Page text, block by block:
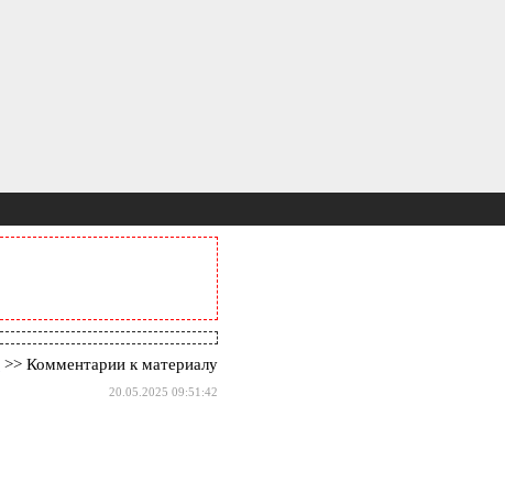
>> Комментарии к материалу
20.05.2025 09:51:42